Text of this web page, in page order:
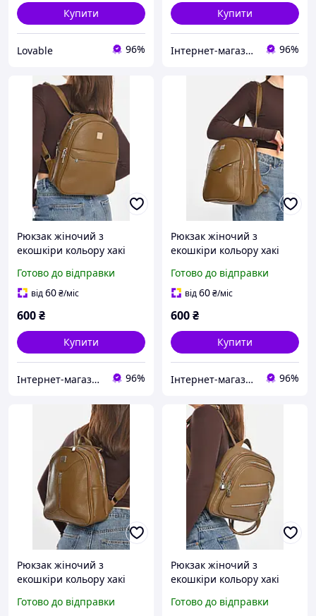
Купити
Lovable 96%
Купити
Інтернет-магазин 100500 96%
Рюкзак жіночий з
екошкіри кольору хакі
Готово до відправки
від60₴/міс
600₴
Купити
Інтернет-магазин 100500 96%
Рюкзак жіночий з
екошкіри кольору хакі
Готово до відправки
від60₴/міс
600₴
Купити
Інтернет-магазин 100500 96%
Рюкзак жіночий з
екошкіри кольору хакі
Готово до відправки
Рюкзак жіночий з
екошкіри кольору хакі
Готово до відправки